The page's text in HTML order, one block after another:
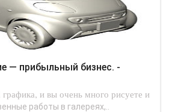
и вы очень много рисуете и
работы в галереях,..